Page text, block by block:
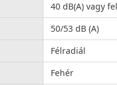
40 dB(A) vagy
50/53 dB (A)
Félradiál
Fehér